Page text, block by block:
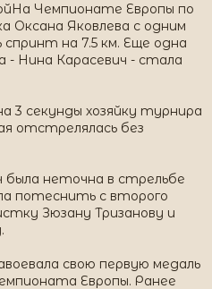
Чемпионате Европы по
Оксана Яковлева с одним
спринт на 7.5 км. Еще одна
- Нина Карасевич - стала
3 секунды хозяйку турнира
отстрелялась без
была неточна в стрельбе
потеснить с второго
Зюзану Тризанову и
свою первую медаль
Европы. Ранее